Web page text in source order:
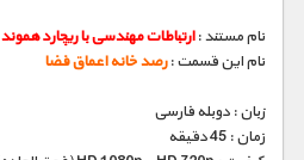
نام مستند :ارتباطات مهندسی با ریچارد هموند
نام این قسمت :رصد خانه اعماق فضا
زبان : دوبله فارسی
زمان : 45 دقیقه